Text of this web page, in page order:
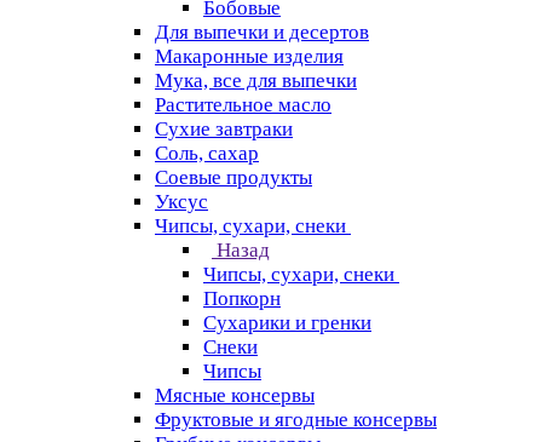
Бобовые
Для выпечки и десертов
Макаронные изделия
Мука, все для выпечки
Растительное масло
Сухие завтраки
Соль, сахар
Соевые продукты
Уксус
Чипсы, сухари, снеки
Назад
Чипсы, сухари, снеки
Попкорн
Сухарики и гренки
Снеки
Чипсы
Мясные консервы
Фруктовые и ягодные консервы